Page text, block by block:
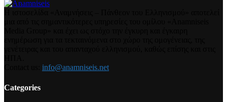
info@anamniseis.net
Categories